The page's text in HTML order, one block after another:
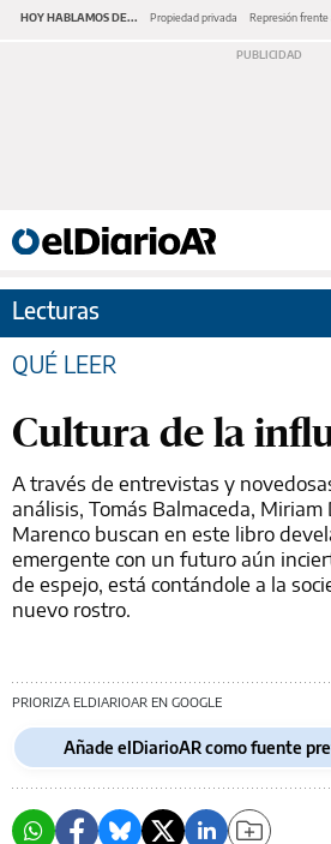
HOY HABLAMOS DE... Propiedad privada Represión frente
Lecturas
QUÉ LEER
Cultura de la
A través de entrevistas y
análisis, Tomás Balmaceda, Miriam
Marenco buscan en este libro
emergente con un futuro aún
de espejo, está contándole a la
nuevo rostro.
PRIORIZA ELDIARIOAR EN GOOGLE
Añade elDiarioAR como fuente